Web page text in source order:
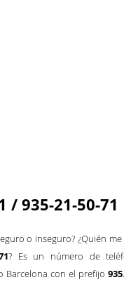
/ 935-21-50-71
o inseguro? ¿Quién
? Es un número de
Barcelona con el prefijo 935